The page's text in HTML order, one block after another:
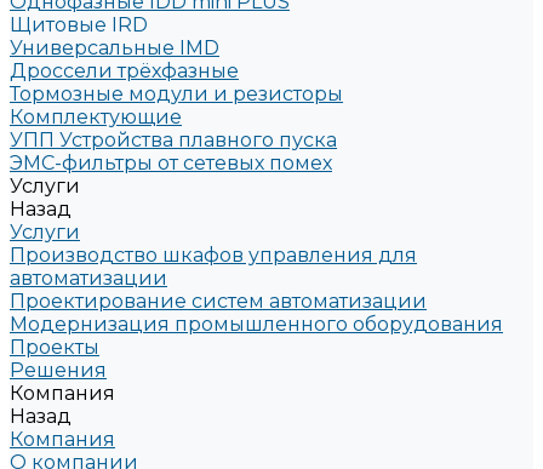
Щитовые IRD
Универсальные IMD
Дроссели трёхфазные
Тормозные модули и резисторы
Комплектующие
УПП Устройства плавного пуска
ЭМС-фильтры от сетевых помех
Услуги
Назад
Услуги
Производство шкафов управления для
автоматизации
Проектирование систем автоматизации
Модернизация промышленного оборудования
Проекты
Решения
Компания
Назад
Компания
О компании